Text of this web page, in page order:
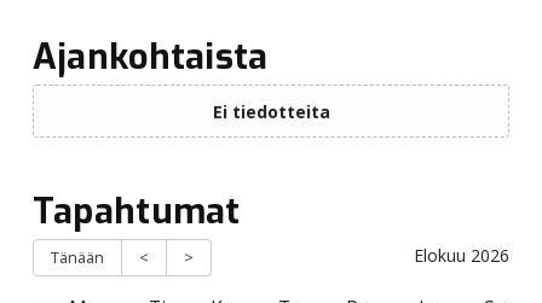
Tapahtumat
Ajankohtaista